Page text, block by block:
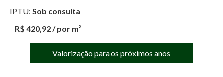
IPTU: Sob consulta
R$ 420,92 / por m²
Valorização para os próximos anos